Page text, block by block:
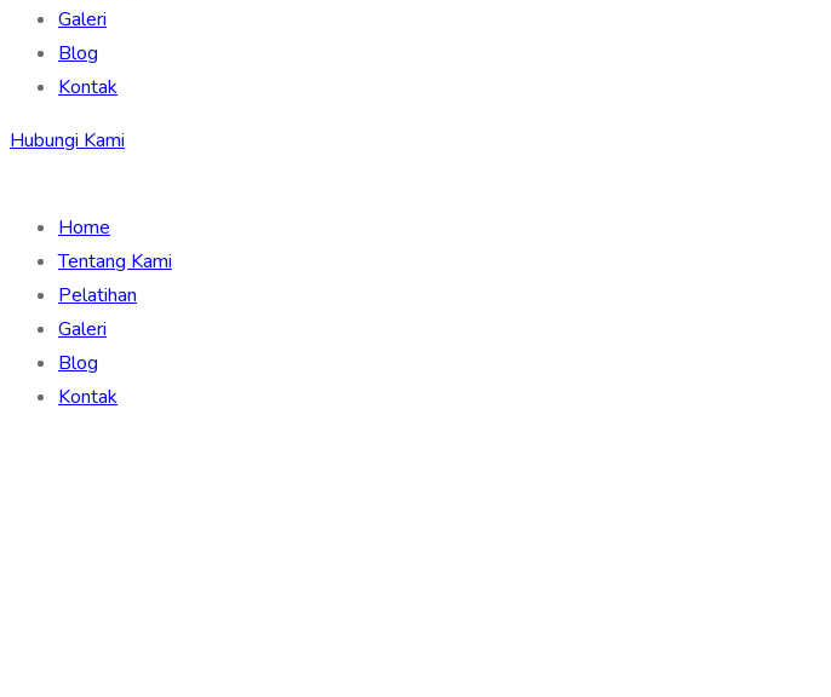
Galeri
Blog
Kontak
Hubungi Kami
Home
Tentang Kami
Pelatihan
Galeri
Blog
Kontak